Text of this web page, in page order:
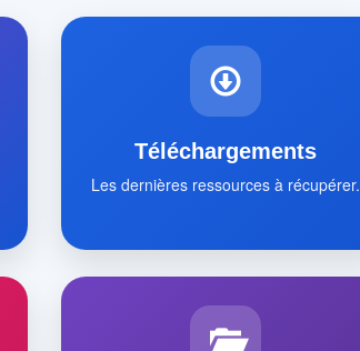
Téléchargements
Les dernières ressources à récupérer.